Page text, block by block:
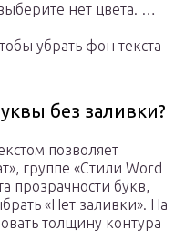
нет цвета. …
убрать фон текста
без заливки?
позволяет
группе «Стили Word
прозрачности букв,
«Нет заливки». На
толщину контура